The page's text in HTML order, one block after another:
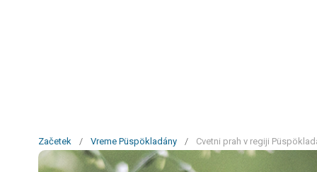
Začetek / Vreme Püspökladány / Cvetni prah v regiji